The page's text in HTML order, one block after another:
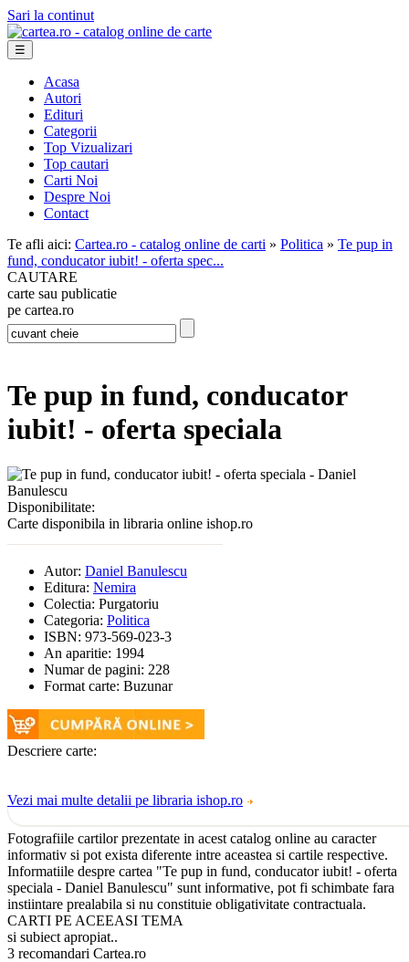
Sari la continut
☰
Acasa
Autori
Edituri
Categorii
Top Vizualizari
Top cautari
Carti Noi
Despre Noi
Contact
Te afli aici: Cartea.ro - catalog online de carti » Politica » Te pup in
fund, conducator iubit! - oferta spec...
CAUTARE
carte sau publicatie
pe cartea.ro
Te pup in fund, conducator
iubit! - oferta speciala
Disponibilitate:
Carte disponibila in libraria online ishop.ro
Autor: Daniel Banulescu
Editura: Nemira
Colectia: Purgatoriu
Categoria: Politica
ISBN: 973-569-023-3
An aparitie: 1994
Numar de pagini: 228
Format carte: Buzunar
Descriere carte:
Vezi mai multe detalii pe libraria ishop.ro
Fotografiile cartilor prezentate in acest catalog online au caracter
informativ si pot exista diferente intre aceastea si cartile respective.
Informatiile despre cartea "Te pup in fund, conducator iubit! - oferta
speciala - Daniel Banulescu" sunt informative, pot fi schimbate fara
instiintare prealabila si nu constituie obligativitate contractuala.
CARTI PE ACEEASI TEMA
si subiect apropiat..
3 recomandari Cartea.ro